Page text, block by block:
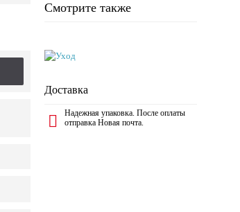
Смотрите также
Доставка
Надежная упаковка. После оплаты
отправка Новая почта.